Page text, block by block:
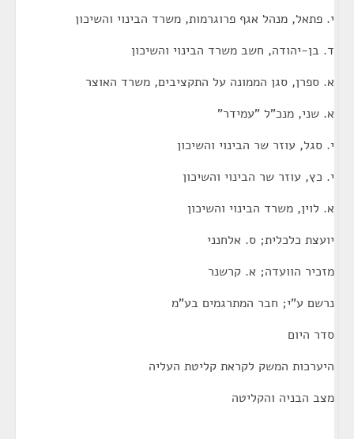
י. פתאל, מנהל אגף פרוגרמות, משרד הבינוי והשיכון
ד. בן-יהודה, חשב משרד הבינוי והשיכון
א. ספרן, סגן הממונה על התקציבים, משרד האוצר
א. שני, מנכ"ל "עמידר"
י. סגל, עוזר שר הבינוי והשיכון
י. כץ, עוזר שר הבינוי והשיכון
א. לוין, משרד הבינוי והשיכון
יועצת כלכלית; ס. אלחנני
מזכיר הוועדה; א. קרשנר
נרשם ע"י; חבר המתרגמים בע"מ
סדר היום
היערכות המשק לקראת קליטת העליה
מצב הבניה והקליטה